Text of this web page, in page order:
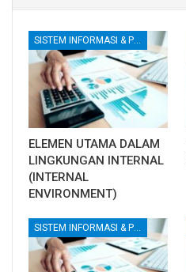
SISTEM INFORMASI & PENGENDALIAN INTERNAL
ELEMEN UTAMA DALAM
LINGKUNGAN INTERNAL
(INTERNAL
ENVIRONMENT)
SISTEM INFORMASI & PENGENDALIAN INTERNAL